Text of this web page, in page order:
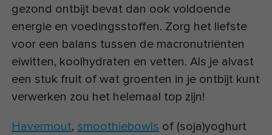
gezond ontbijt bevat dan ook voldoende
energie en voedingsstoffen. Zorg het liefste
voor een balans tussen de macronutriënten
eiwitten, koolhydraten en vetten. Als je alvast
een stuk fruit of wat groenten in je ontbijt kunt
verwerken zou het helemaal top zijn!
Havermout, smoothiebowls of (soja)yoghurt